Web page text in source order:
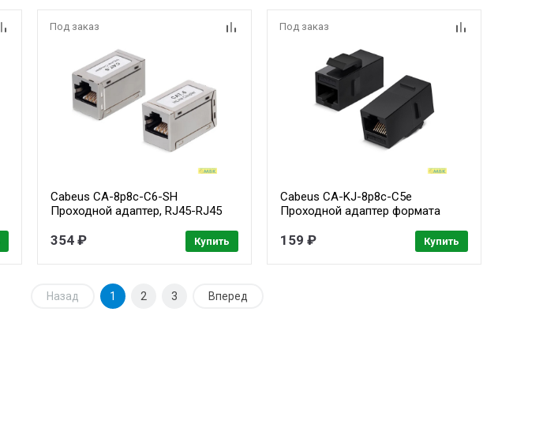
Под заказ
Cabeus CA-8p8c-C6-SH
Проходной адаптер, RJ45-RJ45
экранированный
354 ₽ Купить
Под заказ
Cabeus CA-KJ-8p8c-C5e
Проходной адаптер формата
категория 5е, неэкранированный
159 ₽ Купить
Назад 1 2 3 Вперед